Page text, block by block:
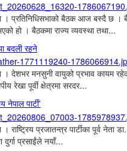
। प्रतिनिधिसभाको बैठक आज बस्दै छ ।
हो । बैठकमा राज्य व्यवस्था तथा...
बदली रहने
। देशभर मनसुनी वायुको प्रभाव कायम
रेखा पूर्वी क्षेत्रमा सरदर...
नेपाल पार्टी'
राष्ट्रिय प्रजातन्त्र पार्टीका पूर्व नेता
प्रसाईंले नयाँ...